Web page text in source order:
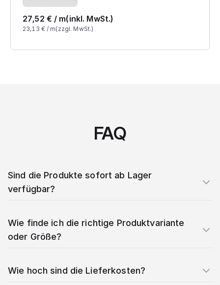
27,52 € / m(inkl. MwSt.)
23,13 € / m(zzgl. MwSt.)
FAQ
Sind die Produkte sofort ab Lager
verfügbar?
Wie finde ich die richtige Produktvariante
oder Größe?
Wie hoch sind die Lieferkosten?